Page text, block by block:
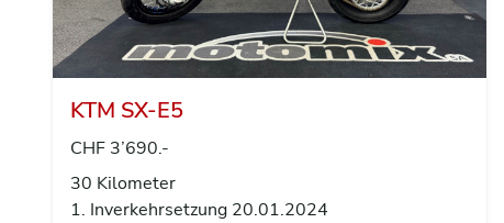
KTM SX-E5
CHF 3’690.-
30 Kilometer
1. Inverkehrsetzung 20.01.2024